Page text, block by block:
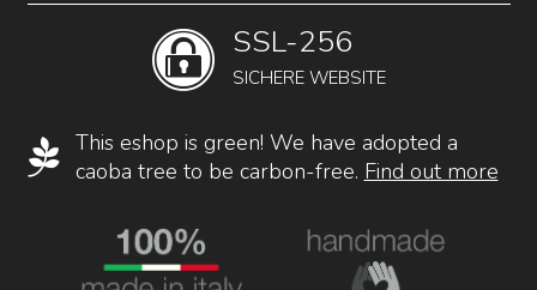
SSL-256
SICHERE WEBSITE
This eshop is green! We have adopted a
caoba tree to be carbon-free. Find out more